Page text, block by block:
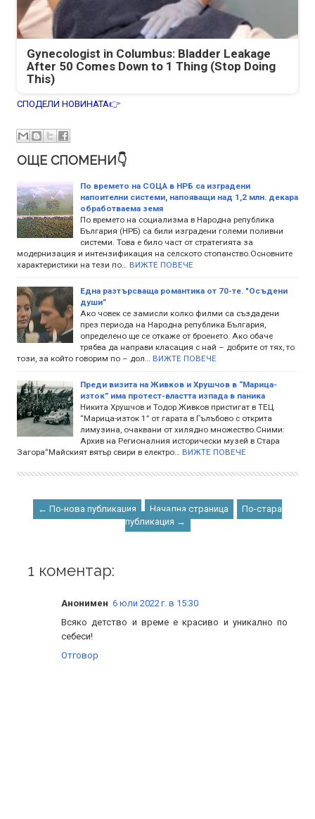
Gynecologist in Columbus: Bladder Leakage
After 50 Comes Down to 1 Thing (Stop Doing
This)
СПОДЕЛИ НОВИНАТА👉
ОЩЕ СПОМЕНИ👇
По времето на СОЦА в НРБ са изградени
напоителни системи, напояващи над 1,2 млн. декара
обработваема земя
По времето на социализма в Народна република
България (НРБ) са били изградени големи поливни
системи. Това е било част от стратегията за
модернизация и интензификация на селското стопанство.Основните
характеристики на тези по…
ВИЖТЕ ПОВЕЧЕ
Една разтърсваща романтика от 70-те. "Осъдени
души”
Ако човек се замисли колко филми са създадени
през периода на Народна република България,
определено ще се откаже от броенето. Ако обаче
трябва да направи класация с най – добрите от тях, то
този, за който говорим по – дол…
ВИЖТЕ ПОВЕЧЕ
Преди визита на Живков и Хрушчов в “Марица-
изток” има протест-властта изпада в паника
Никита Хрушчов и Тодор Живков пристигат в ТЕЦ
“Марица-изток 1” от гарата в Гълъбово с открита
лимузина, очаквани от хилядно множество.Сними:
Архив на Регионалния исторически музей в Стара
Загора“Майският вятър свири в електро…
ВИЖТЕ ПОВЕЧЕ
← По-нова публикация Начална страница
По-стара
публикация →
1 коментар:
Анонимен 6 юли 2022 г. в 15:30
Всяко детство и време е красиво и уникално по
себеси!
Отговор